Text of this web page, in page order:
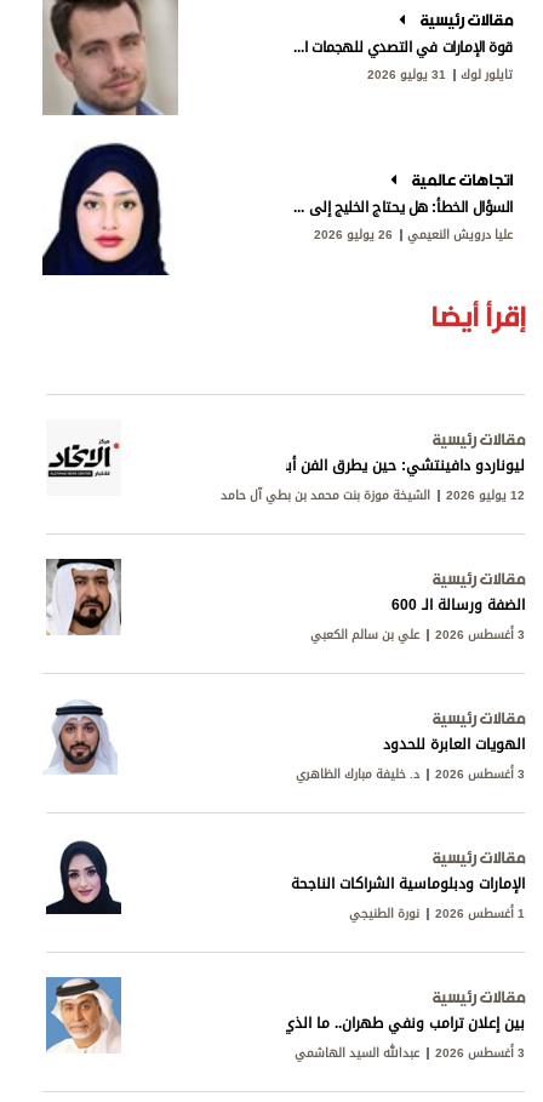
مقالات رئيسية
قوة الإمارات في التصدي للهجمات الإيرانية
تايلور لوك 31 يوليو 2026
اتجاهات عالمية
السؤال الخطأ: هل يحتاج الخليج إلى «ناتو»؟
عليا درويش النعيمي 26 يوليو 2026
إقرأ أيضا
مقالات رئيسية
ليوناردو دافينتشي: حين يطرق الفن أبواب المعرفة
12 يوليو 2026 الشيخة موزة بنت محمد بن بطي آل حامد
مقالات رئيسية
الضفة ورسالة الـ 600
3 أغسطس 2026 علي بن سالم الكعبي
مقالات رئيسية
الهويات العابرة للحدود
3 أغسطس 2026 د. خليفة مبارك الظاهري
مقالات رئيسية
الإمارات ودبلوماسية الشراكات الناجحة
1 أغسطس 2026 نورة الطنيجي
مقالات رئيسية
بين إعلان ترامب ونفي طهران.. ما الذي يجري خلف المفاوضات؟
3 أغسطس 2026 عبدالله السيد الهاشمي